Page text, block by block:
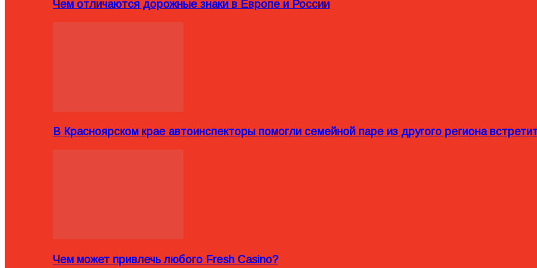
Чем отличаются дорожные знаки в Европе и России
В Красноярском крае автоинспекторы помогли семейной паре из другого региона
Чем может привлечь любого Fresh Casino?